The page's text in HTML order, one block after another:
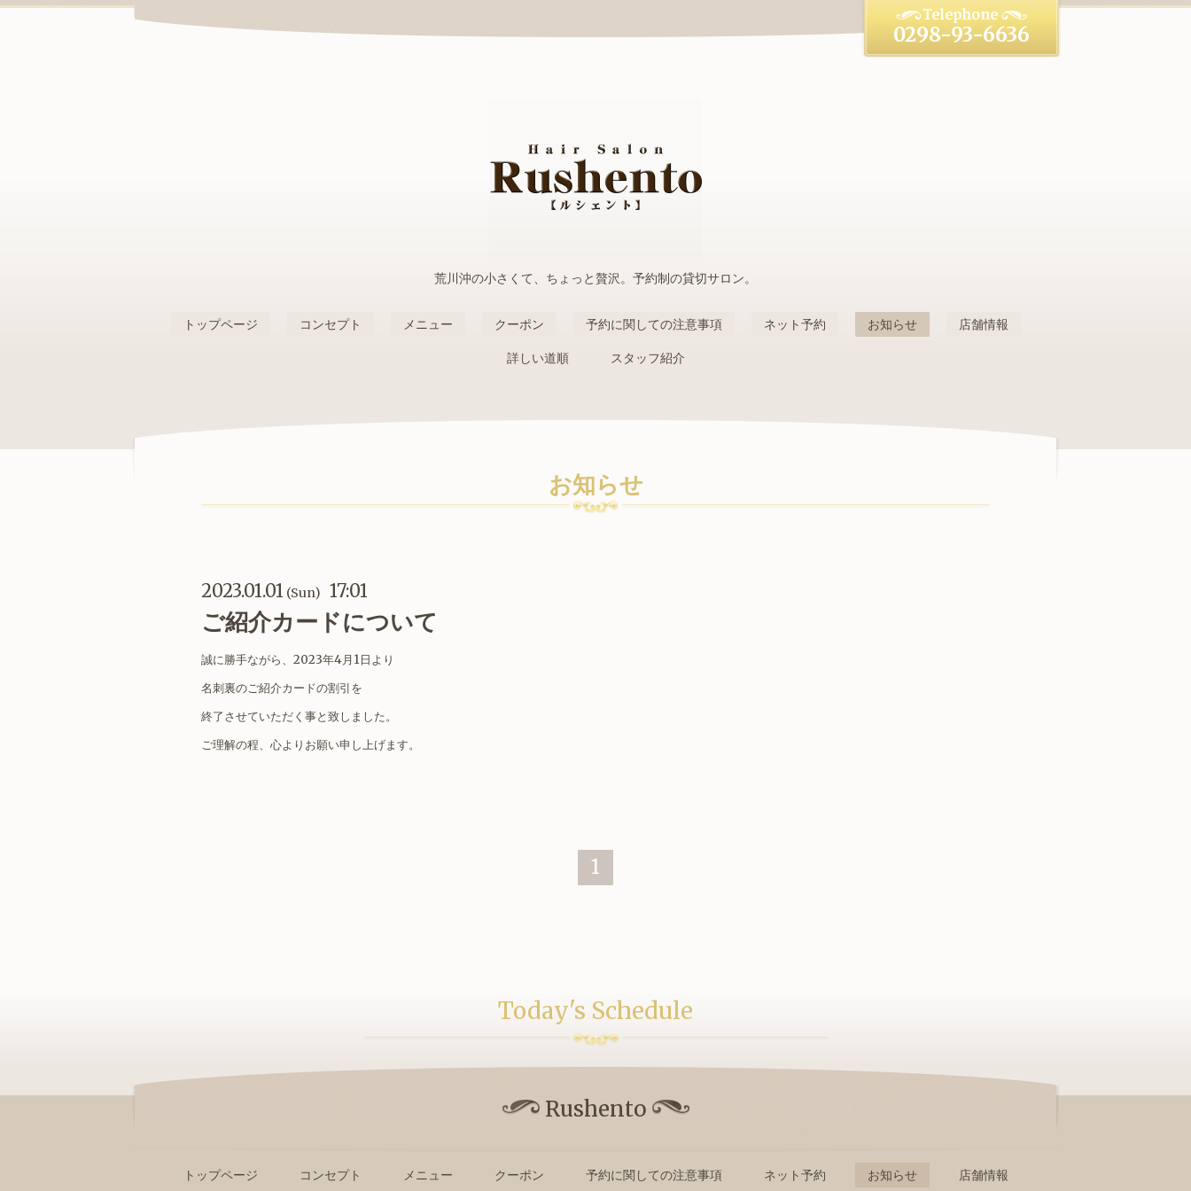
荒川沖の小さくて、ちょっと贅沢。予約制の貸切サロン。
0298-93-6636
トップページ コンセプト メニュー クーポン 予約に関しての注意事項 ネット予約 お知らせ 店舗情報
詳しい道順 スタッフ紹介
お知らせ
2023.01.01 (Sun) 17:01
ご紹介カードについて
誠に勝手ながら、2023年4月1日より
名刺裏のご紹介カードの割引を
終了させていただく事と致しました。
ご理解の程、心よりお願い申し上げます。
1
Today's Schedule
Rushento
トップページ コンセプト メニュー クーポン 予約に関しての注意事項 ネット予約 お知らせ 店舗情報